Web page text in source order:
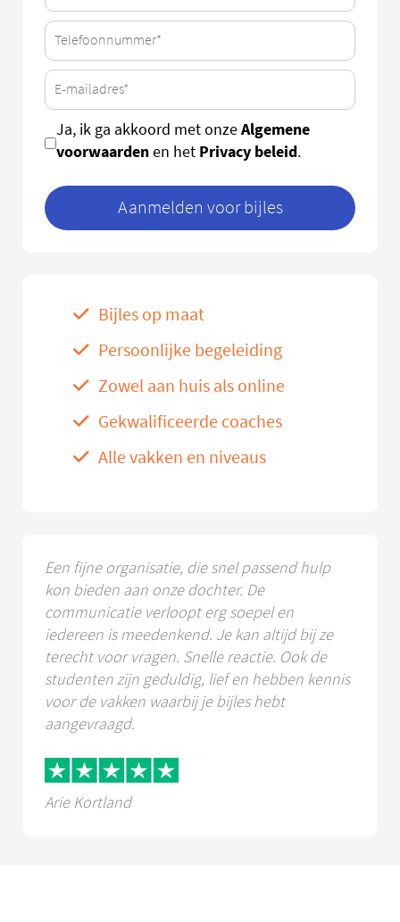
Ja, ik ga akkoord met onzeAlgemene
voorwaardenen het Privacy beleid.
Aanmelden voor bijles
Bijles op maat
Persoonlijke begeleiding
Zowel aan huis als online
Gekwalificeerde coaches
Alle vakken en niveaus
Een fijne organisatie, die snel passend hulp
kon bieden aan onze dochter. De
communicatie verloopt erg soepel en
iedereen is meedenkend. Je kan altijd bij ze
terecht voor vragen. Snelle reactie. Ook de
studenten zijn geduldig, lief en hebben kennis
voor de vakken waarbij je bijles hebt
aangevraagd.
Arie Kortland